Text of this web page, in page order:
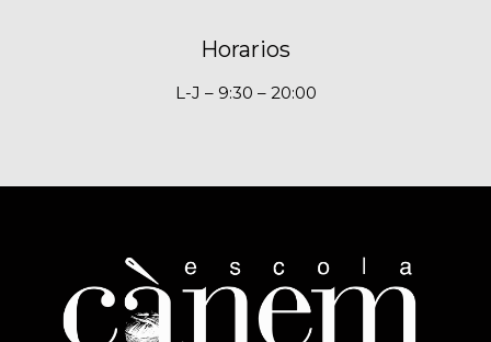
Horarios
L-J – 9:30 – 20:00